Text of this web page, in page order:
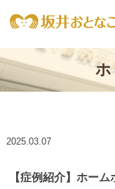
2025.03.07
【症例紹介】ホー